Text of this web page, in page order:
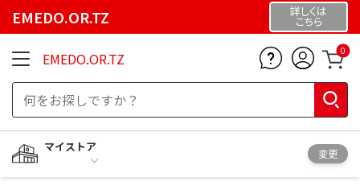
EMEDO.OR.TZ 詳しくは
こちら
EMEDO.OR.TZ 0
マイストア
変更